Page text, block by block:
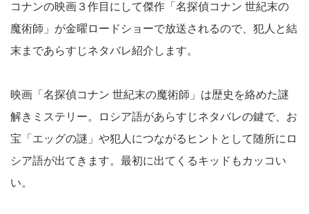
コナンの映画３作目にして傑作「名探偵コナン 世紀末の
魔術師」が金曜ロードショーで放送されるので、犯人と結
末まであらすじネタバレ紹介します。
映画「名探偵コナン 世紀末の魔術師」は歴史を絡めた謎
解きミステリー。ロシア語があらすじネタバレの鍵で、お
宝「エッグの謎」や犯人につながるヒントとして随所にロ
シア語が出てきます。最初に出てくるキッドもカッコい
い。